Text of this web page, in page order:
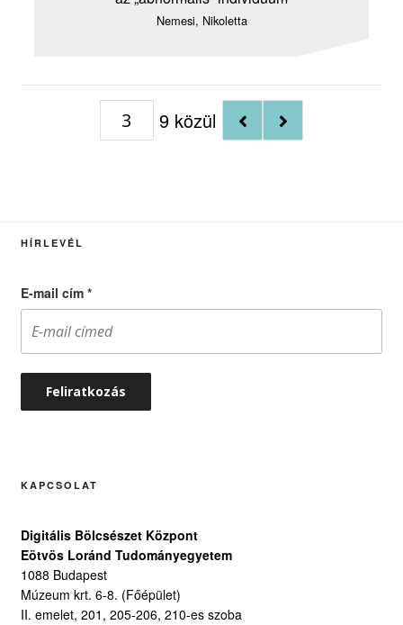
Nemesi, Nikoletta
9 közül
HÍRLEVÉL
E-mail cím *
KAPCSOLAT
Digitális Bölcsészet Központ
Eötvös Loránd Tudományegyetem
1088 Budapest
Múzeum krt. 6-8. (Főépület)
II. emelet, 201, 205-206, 210-es szoba